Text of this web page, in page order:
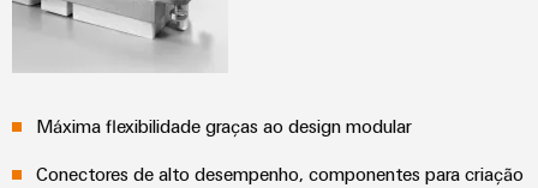
Máxima flexibilidade graças ao design modular
Conectores de alto desempenho, componentes para criação